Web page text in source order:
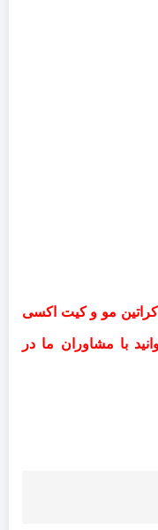
کراتین مو و کیت اکسی
با مشاوران ما در